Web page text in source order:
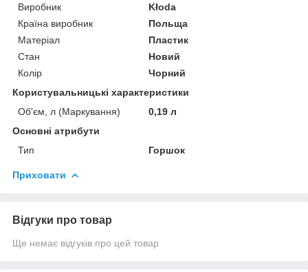
Виробник
Kłoda
Країна виробник
Польща
Матеріал
Пластик
Стан
Новий
Колір
Чорний
Користувальницькі характеристики
Об'єм, л (Маркування)
0,19 л
Основні атрибути
Тип
Горшок
Приховати
Відгуки про товар
Ще немає відгуків про цей товар